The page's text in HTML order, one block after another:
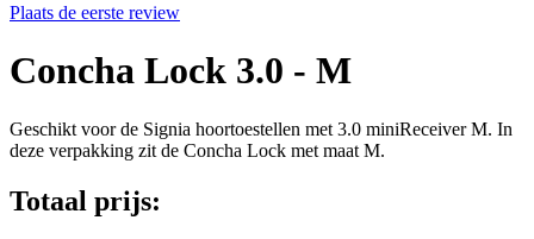
Plaats de eerste review
Concha Lock 3.0 - M
Geschikt voor de Signia hoortoestellen met 3.0 miniReceiver M. In
deze verpakking zit de Concha Lock met maat M.
Totaal prijs: